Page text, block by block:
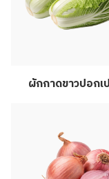
ผักกาดขาวปอก